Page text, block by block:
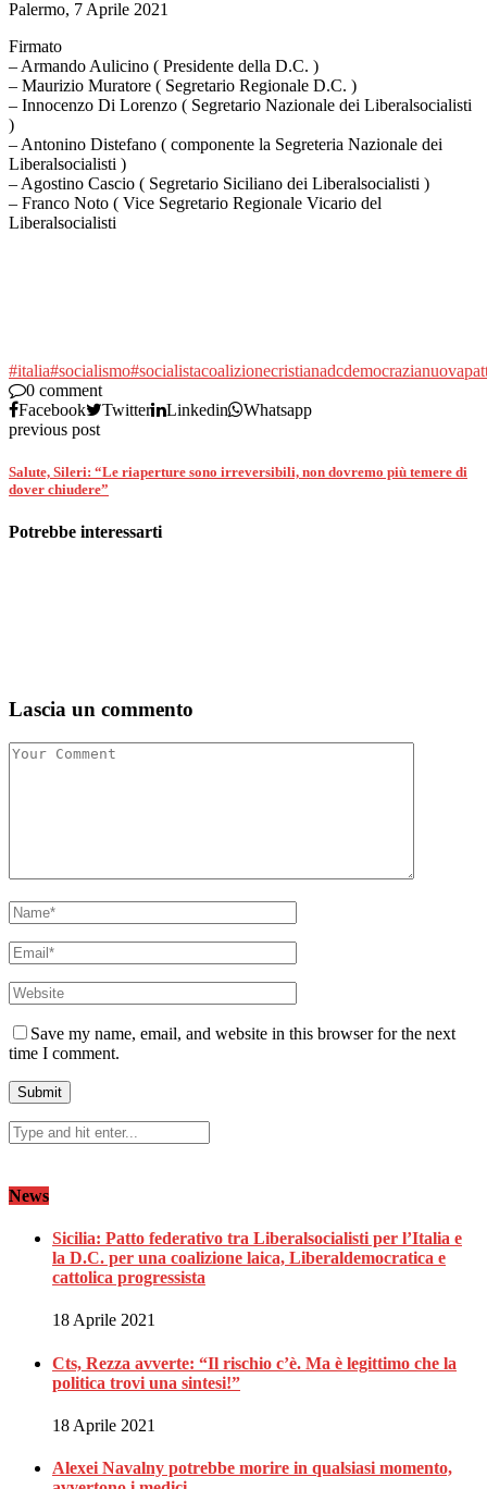
Palermo, 7 Aprile 2021
Firmato
– Armando Aulicino ( Presidente della D.C. )
– Maurizio Muratore ( Segretario Regionale D.C. )
– Innocenzo Di Lorenzo ( Segretario Nazionale dei Liberalsocialisti
)
– Antonino Distefano ( componente la Segreteria Nazionale dei
Liberalsocialisti )
– Agostino Cascio ( Segretario Siciliano dei Liberalsocialisti )
– Franco Noto ( Vice Segretario Regionale Vicario del
Liberalsocialisti
#italia#socialismo#socialistacoalizionecristianadcdemocrazianuova
0 comment
Facebook
Twitter Linkedin
Whatsapp
previous post
Salute, Sileri: “Le riaperture sono irreversibili, non dovremo più temere di
dover chiudere”
Potrebbe interessarti
Lascia un commento
Save my name, email, and website in this browser for the next
time I comment.
News
Sicilia: Patto federativo tra Liberalsocialisti per l’Italia e
la D.C. per una coalizione laica, Liberaldemocratica e
cattolica progressista
18 Aprile 2021
Cts, Rezza avverte: “Il rischio c’è. Ma è legittimo che la
politica trovi una sintesi!”
18 Aprile 2021
Alexei Navalny potrebbe morire in qualsiasi momento,